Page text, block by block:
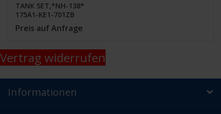
TANK SET,*NH-138*
175A1-KE1-701ZB
Preis auf Anfrage
Vertrag widerrufen
Informationen